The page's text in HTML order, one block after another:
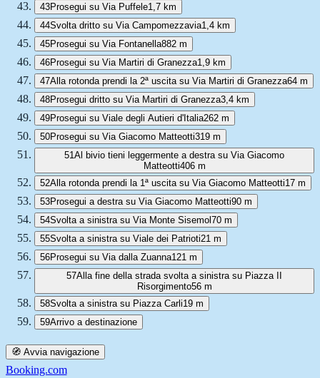
43Prosegui su Via Puffele1,7 km
44Svolta dritto su Via Campomezzavia1,4 km
45Prosegui su Via Fontanella882 m
46Prosegui su Via Martiri di Granezza1,9 km
47Alla rotonda prendi la 2ª uscita su Via Martiri di Granezza64 m
48Prosegui dritto su Via Martiri di Granezza3,4 km
49Prosegui su Viale degli Autieri d'Italia262 m
50Prosegui su Via Giacomo Matteotti319 m
51Al bivio tieni leggermente a destra su Via Giacomo
Matteotti406 m
52Alla rotonda prendi la 1ª uscita su Via Giacomo Matteotti17 m
53Prosegui a destra su Via Giacomo Matteotti90 m
54Svolta a sinistra su Via Monte Sisemol70 m
55Svolta a sinistra su Viale dei Patrioti21 m
56Prosegui su Via dalla Zuanna121 m
57Alla fine della strada svolta a sinistra su Piazza II
Risorgimento56 m
58Svolta a sinistra su Piazza Carli19 m
59Arrivo a destinazione
🧭 Avvia navigazione
Booking.com